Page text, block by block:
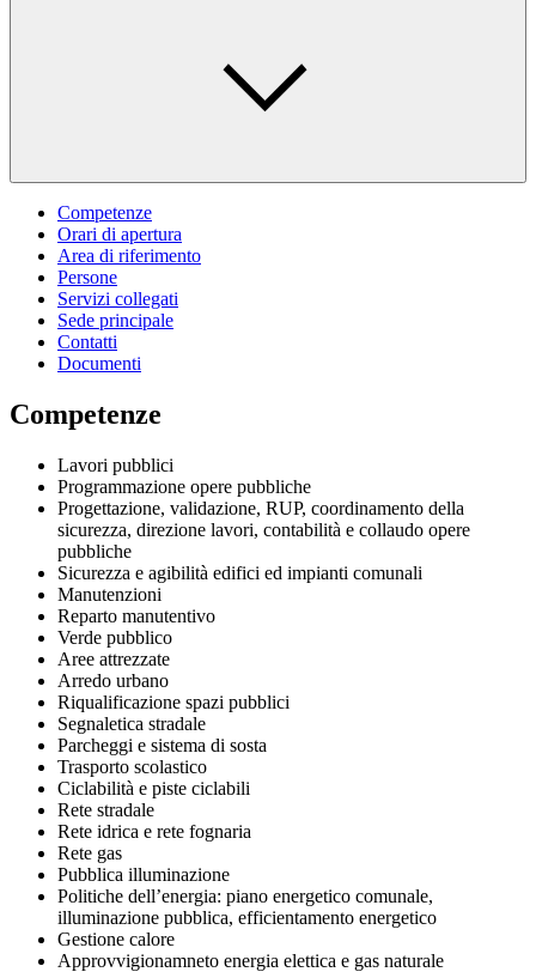
Competenze
Orari di apertura
Area di riferimento
Persone
Servizi collegati
Sede principale
Contatti
Documenti
Competenze
Lavori pubblici
Programmazione opere pubbliche
Progettazione, validazione, RUP, coordinamento della
sicurezza, direzione lavori, contabilità e collaudo opere
pubbliche
Sicurezza e agibilità edifici ed impianti comunali
Manutenzioni
Reparto manutentivo
Verde pubblico
Aree attrezzate
Arredo urbano
Riqualificazione spazi pubblici
Segnaletica stradale
Parcheggi e sistema di sosta
Trasporto scolastico
Ciclabilità e piste ciclabili
Rete stradale
Rete idrica e rete fognaria
Rete gas
Pubblica illuminazione
Politiche dell’energia: piano energetico comunale,
illuminazione pubblica, efficientamento energetico
Gestione calore
Approvvigionamneto energia elettica e gas naturale